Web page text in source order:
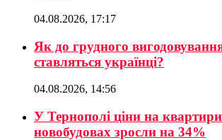
04.08.2026, 17:17
Як до грудного
ставляться українці?
04.08.2026, 14:56
У Тернополі ціни на
новобудовах зросли на 34%